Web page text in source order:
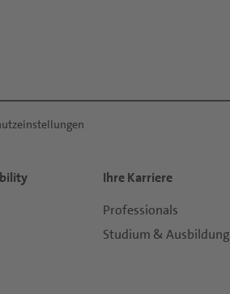
Ihre Karriere
Professionals
Studium & Ausbildung